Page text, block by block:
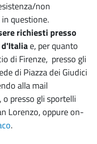
non
questione.
richiesti presso
d'Italiae, per quanto
di Firenze, presso gli
di Piazza dei Giudici
alla mail
, o presso gli sportelli
Lorenzo, oppure on-
.